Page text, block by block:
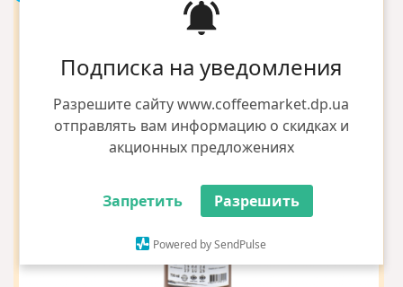
Подписка на уведомления
Разрешите сайту www.coffeemarket.dp.ua
отправлять вам информацию о скидках и
акционных предложениях
Запретить Разрешить
Powered by SendPulse